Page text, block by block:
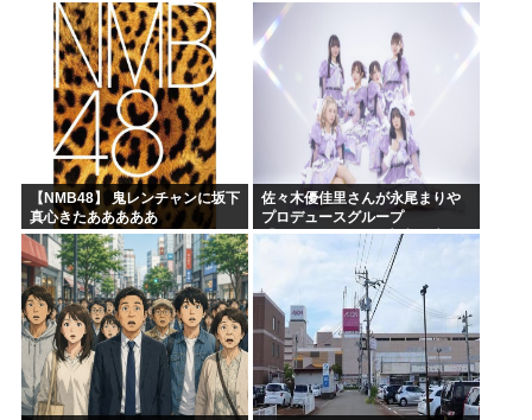
【NMB48】 鬼レンチャンに坂下
真心きたあああああ
佐々木優佳里さんが永尾まりや
プロデュースグループ
「WASURENA」に加入発表！
現在のグループと兼任へ【元
AKB48ゆかるん・まりやぎ】